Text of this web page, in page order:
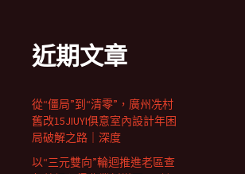
近期文章
從“僵局”到“清零”，廣州冼村
舊改15JIUYI俱意室內設計年困
局破解之路｜深度
以“三元雙向”輪迴推進老區查